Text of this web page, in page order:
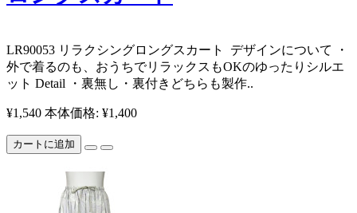
​LR90053 リラクシングロングスカート ​ デザインについて ・
外で着るのも、おうちでリラックスもOKのゆったりシルエ
ット Detail ・裏無し・裏付きどちらも製作..
¥1,540 本体価格: ¥1,400
カートに追加